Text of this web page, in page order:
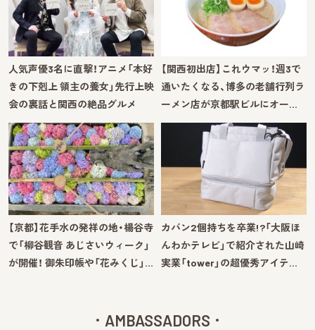
人気声優3名に直撃！アニメ「本好
きの下剋上 領主の養女」先行上映
会の裏話と関西の絶品グルメ
【関西初出店】これウマッ！週3で
通いたくなる、博多の老舗行列ラ
ーメン店が京都駅ビルにオー…
【京都】花手水の発祥の地・楊谷寺
で「柳谷観音 あじさいウィーク」
が開催！ 御朱印帳や「花みくじ」…
カバン2個持ちを卒業!?「大阪ほ
んわかテレビ」で紹介された山崎
実業「tower」の超優秀アイテ…
AMBASSADORS